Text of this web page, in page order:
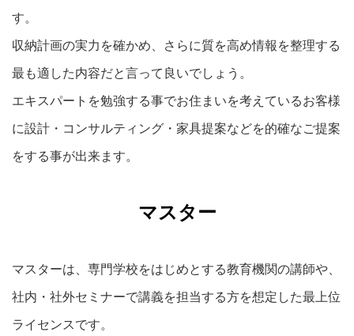
す。
収納計画の実力を確かめ、さらに質を高め情報を整理する
最も適した内容だと言って良いでしょう。
エキスパートを勉強する事でお住まいを考えているお客様
に設計・コンサルティング・家具提案などを的確なご提案
をする事が出来ます。
マスター
マスターは、専門学校をはじめとする教育機関の講師や、
社内・社外セミナーで講義を担当する方を想定した最上位
ライセンスです。